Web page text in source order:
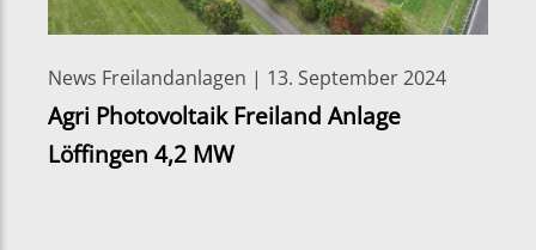
News Freilandanlagen | 13. September 2024
Agri Photovoltaik Freiland Anlage
Löffingen 4,2 MW